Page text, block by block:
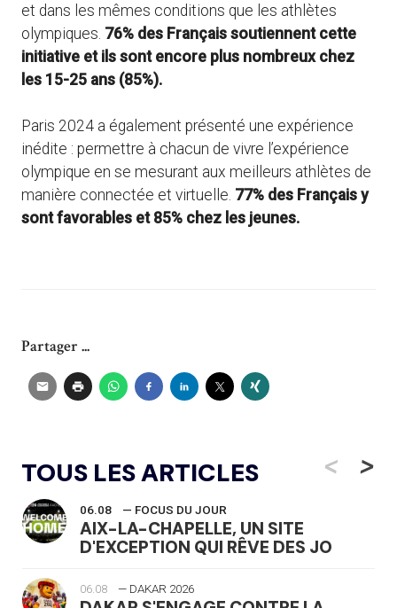
et dans les mêmes conditions que les athlètes
olympiques. 76% des Français soutiennent cette
initiative et ils sont encore plus nombreux chez
les 15-25 ans (85%).
Paris 2024 a également présenté une expérience
inédite : permettre à chacun de vivre l’expérience
olympique en se mesurant aux meilleurs athlètes de
manière connectée et virtuelle. 77% des Français y
sont favorables et 85% chez les jeunes.
Partager ...
TOUS LES ARTICLES <
06.08 — FOCUS DU JOUR
AIX-LA-CHAPELLE, UN SITE
D'EXCEPTION QUI RÊVE DES JO
06.08 — DAKAR 2026
>